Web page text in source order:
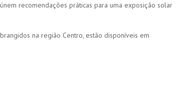
recomendações práticas para uma exposição solar
na região Centro, estão disponíveis em